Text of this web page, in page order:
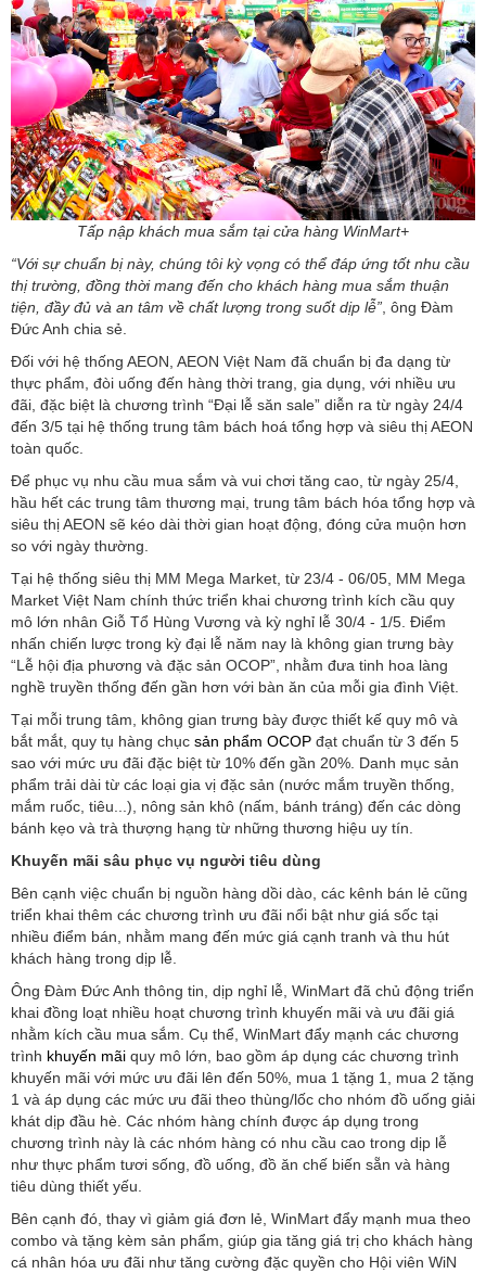
Tấp nập khách mua sắm tại cửa hàng WinMart+
“Với sự chuẩn bị này, chúng tôi kỳ vọng có thể đáp ứng tốt nhu cầu
thị trường, đồng thời mang đến cho khách hàng mua sắm thuận
tiện, đầy đủ và an tâm về chất lượng trong suốt dịp lễ”, ông Đàm
Đức Anh chia sẻ.
Đối với hệ thống AEON, AEON Việt Nam đã chuẩn bị đa dạng từ
thực phẩm, đòi uống đến hàng thời trang, gia dụng, với nhiều ưu
đãi, đặc biệt là chương trình “Đại lễ săn sale” diễn ra từ ngày 24/4
đến 3/5 tại hệ thống trung tâm bách hoá tổng hợp và siêu thị AEON
toàn quốc.
Để phục vụ nhu cầu mua sắm và vui chơi tăng cao, từ ngày 25/4,
hầu hết các trung tâm thương mại, trung tâm bách hóa tổng hợp và
siêu thị AEON sẽ kéo dài thời gian hoạt động, đóng cửa muộn hơn
so với ngày thường.
Tại hệ thống siêu thị MM Mega Market, từ 23/4 - 06/05, MM Mega
Market Việt Nam chính thức triển khai chương trình kích cầu quy
mô lớn nhân Giỗ Tổ Hùng Vương và kỳ nghỉ lễ 30/4 - 1/5. Điểm
nhấn chiến lược trong kỳ đại lễ năm nay là không gian trưng bày
“Lễ hội địa phương và đặc sản OCOP”, nhằm đưa tinh hoa làng
nghề truyền thống đến gần hơn với bàn ăn của mỗi gia đình Việt.
Tại mỗi trung tâm, không gian trưng bày được thiết kế quy mô và
bắt mắt, quy tụ hàng chục sản phẩm OCOP đạt chuẩn từ 3 đến 5
sao với mức ưu đãi đặc biệt từ 10% đến gần 20%. Danh mục sản
phẩm trải dài từ các loại gia vị đặc sản (nước mắm truyền thống,
mắm ruốc, tiêu...), nông sản khô (nấm, bánh tráng) đến các dòng
bánh kẹo và trà thượng hạng từ những thương hiệu uy tín.
Khuyến mãi sâu phục vụ người tiêu dùng
Bên cạnh việc chuẩn bị nguồn hàng dồi dào, các kênh bán lẻ cũng
triển khai thêm các chương trình ưu đãi nổi bật như giá sốc tại
nhiều điểm bán, nhằm mang đến mức giá cạnh tranh và thu hút
khách hàng trong dịp lễ.
Ông Đàm Đức Anh thông tin, dịp nghỉ lễ, WinMart đã chủ động triển
khai đồng loạt nhiều hoạt chương trình khuyến mãi và ưu đãi giá
nhằm kích cầu mua sắm. Cụ thể, WinMart đẩy mạnh các chương
trình khuyến mãi quy mô lớn, bao gồm áp dụng các chương trình
khuyến mãi với mức ưu đãi lên đến 50%, mua 1 tặng 1, mua 2 tặng
1 và áp dụng các mức ưu đãi theo thùng/lốc cho nhóm đồ uống giải
khát dịp đầu hè. Các nhóm hàng chính được áp dụng trong
chương trình này là các nhóm hàng có nhu cầu cao trong dịp lễ
như thực phẩm tươi sống, đồ uống, đồ ăn chế biến sẵn và hàng
tiêu dùng thiết yếu.
Bên cạnh đó, thay vì giảm giá đơn lẻ, WinMart đẩy mạnh mua theo
combo và tặng kèm sản phẩm, giúp gia tăng giá trị cho khách hàng
cá nhân hóa ưu đãi như tăng cường đặc quyền cho Hội viên WiN